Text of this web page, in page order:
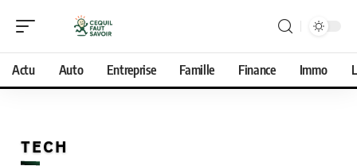
Actu Auto Entreprise Famille Finance Immo
TECH